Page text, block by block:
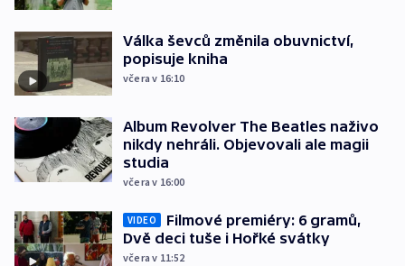
Válka ševců změnila obuvnictví,
popisuje kniha
včera v 16:10
Album Revolver The Beatles naživo
nikdy nehráli. Objevovali ale magii
studia
včera v 16:00
VIDEO
Filmové premiéry: 6 gramů,
Dvě deci tuše i Hořké svátky
včera v 11:52